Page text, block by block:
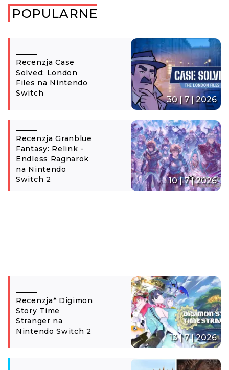
POPULARNE
Recenzja Case
Solved: London
Files na Nintendo
Switch
30 | 7 | 2026
Recenzja Granblue
Fantasy: Relink -
Endless Ragnarok
na Nintendo
Switch 2
10 | 7 | 2026
Recenzja* Digimon
Story Time
Stranger na
Nintendo Switch 2
13 | 7 | 2026